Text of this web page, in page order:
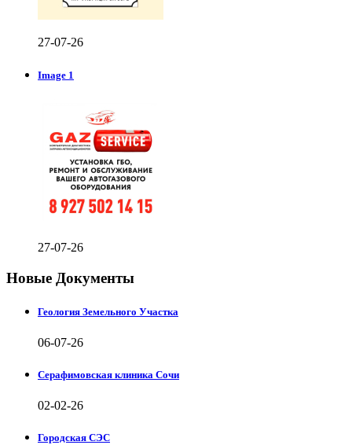
27-07-26
Image 1
27-07-26
Новые Документы
Геология Земельного Участка
06-07-26
Серафимовская клиника Сочи
02-02-26
Городская СЭС